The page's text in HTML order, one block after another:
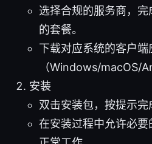
选择合规的服务商，
的套餐。
下载对应系统的客户端
（Windows/macOS/
安装
双击安装包，按提示完
在安装过程中允许必